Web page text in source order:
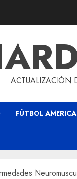
ACTUALIZACIÓN
FÚTBOL